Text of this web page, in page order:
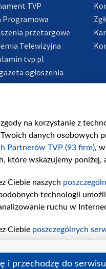
TVP
Programowa
przetargowe
Telewizyjna
tvp.pl
ogłoszenia
o nadawcy
na korzystanie z
danych osobowych
Partnerów TVP (93 firm),
które wskazujemy
Ciebie naszych
technologii
ruchu w
Ciebie poszczególnych
w serwisach
celów i funkcji:
i przechodzę do serwisu